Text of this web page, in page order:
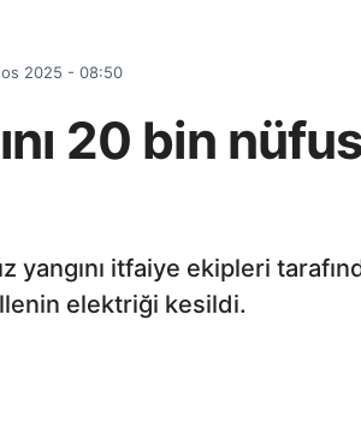
2025 - 08:50
20 bin
yangını itfaiye ekipleri
elektriği kesildi.